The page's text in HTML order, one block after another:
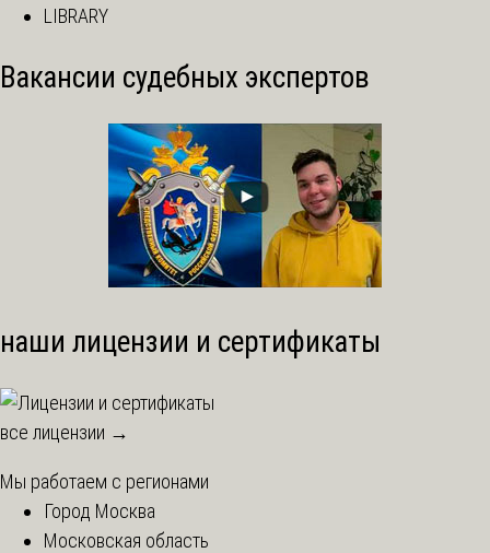
LIBRARY
Вакансии судебных экспертов
наши лицензии и сертификаты
все лицензии →
Мы работаем с регионами
Город Москва
Московская область